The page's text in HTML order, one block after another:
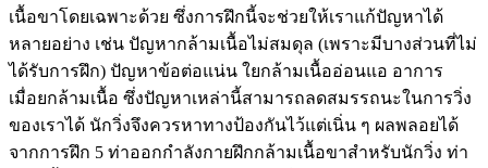
เนื้อขาโดยเฉพาะด้วย ซึ่งการฝึกนี้จะช่วยให้เราแก้ปัญหาได้
หลายอย่าง เช่น ปัญหากล้ามเนื้อไม่สมดุล (เพราะมีบางส่วนที่ไม่
ได้รับการฝึก) ปัญหาข้อต่อแน่น ใยกล้ามเนื้ออ่อนแอ อาการ
เมื่อยกล้ามเนื้อ ซึ่งปัญหาเหล่านี้สามารถลดสมรรถนะในการวิ่ง
ของเราได้ นักวิ่งจึงควรหาทางป้องกันไว้แต่เนิ่น ๆ ผลพลอยได้
จากการฝึก 5 ท่าออกกำลังกายฝึกกล้ามเนื้อขาสำหรับนักวิ่ง ท่า